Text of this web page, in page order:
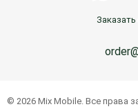
© 2026 Mix Mobile. Все права